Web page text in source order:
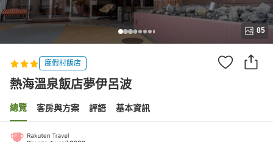
85
度假村飯店
熱海溫泉飯店夢伊呂波
總覽 客房與方案 評語 基本資訊